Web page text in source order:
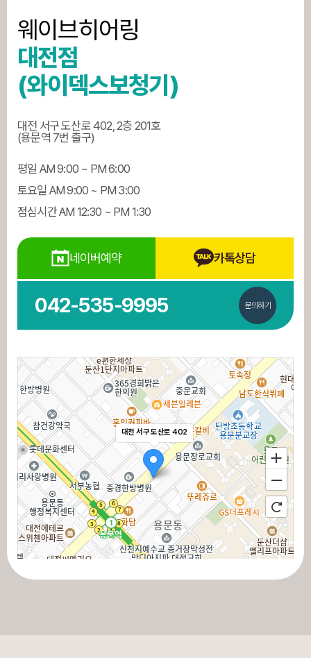
웨이브히어링
대전점
(와이덱스보청기)
대전 서구 도산로 402, 2층 201호
(용문역 7번 출구)
평일 AM 9:00 ~ PM 6:00
토요일 AM 9:00 ~ PM 3:00
점심시간 AM 12:30 ~ PM 1:30
네이버예약 카톡상담
042-535-9995 문의하기
대전 서구 도산로 402